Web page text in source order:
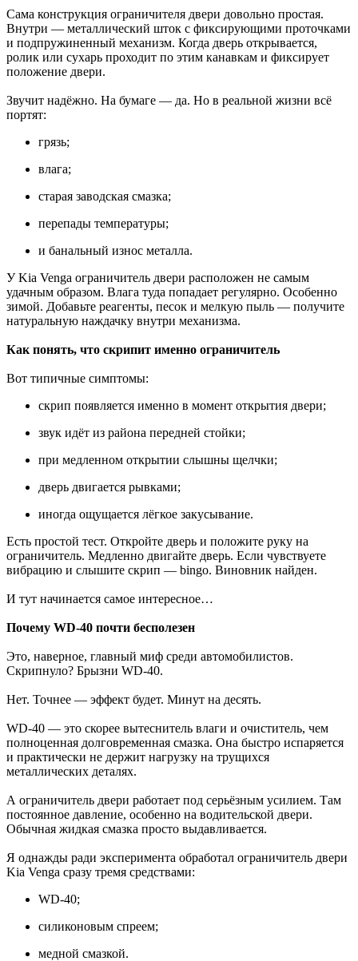
Сама конструкция ограничителя двери довольно простая.
Внутри — металлический шток с фиксирующими проточками
и подпружиненный механизм. Когда дверь открывается,
ролик или сухарь проходит по этим канавкам и фиксирует
положение двери.
Звучит надёжно. На бумаге — да. Но в реальной жизни всё
портят:
грязь;
влага;
старая заводская смазка;
перепады температуры;
и банальный износ металла.
У Kia Venga ограничитель двери расположен не самым
удачным образом. Влага туда попадает регулярно. Особенно
зимой. Добавьте реагенты, песок и мелкую пыль — получите
натуральную наждачку внутри механизма.
Как понять, что скрипит именно ограничитель
Вот типичные симптомы:
скрип появляется именно в момент открытия двери;
звук идёт из района передней стойки;
при медленном открытии слышны щелчки;
дверь двигается рывками;
иногда ощущается лёгкое закусывание.
Есть простой тест. Откройте дверь и положите руку на
ограничитель. Медленно двигайте дверь. Если чувствуете
вибрацию и слышите скрип — bingo. Виновник найден.
И тут начинается самое интересное…
Почему WD-40 почти бесполезен
Это, наверное, главный миф среди автомобилистов.
Скрипнуло? Брызни WD-40.
Нет. Точнее — эффект будет. Минут на десять.
WD-40 — это скорее вытеснитель влаги и очиститель, чем
полноценная долговременная смазка. Она быстро испаряется
и практически не держит нагрузку на трущихся
металлических деталях.
А ограничитель двери работает под серьёзным усилием. Там
постоянное давление, особенно на водительской двери.
Обычная жидкая смазка просто выдавливается.
Я однажды ради эксперимента обработал ограничитель двери
Kia Venga сразу тремя средствами:
WD-40;
силиконовым спреем;
медной смазкой.